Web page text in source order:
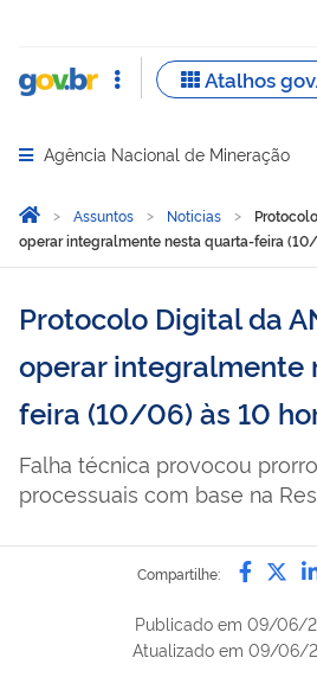
Abrir menu principal de
Agência Nacional de Mineração
Você está aqui:
Página Inicial
Assuntos Noticias
operar integralmente nesta quarta-feira
Protocolo Digital da
operar integralmente
feira (10/06) às 10
Falha técnica provocou
processuais com base na
Compartilhe:
Publicado em 09/06/
Atualizado em 09/06/